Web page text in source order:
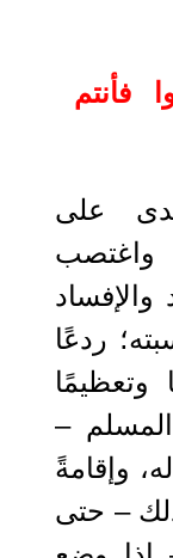
فأنتم
على
واغتصب
ردعًا
وتعظيمًا
–
وإقامةً
– حتى